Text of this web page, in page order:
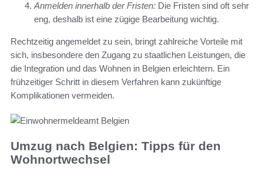
Anmelden innerhalb der Fristen: Die Fristen sind oft sehr
eng, deshalb ist eine zügige Bearbeitung wichtig.
Rechtzeitig angemeldet zu sein, bringt zahlreiche Vorteile mit
sich, insbesondere den Zugang zu staatlichen Leistungen, die
die Integration und das Wohnen in Belgien erleichtern. Ein
frühzeitiger Schritt in diesem Verfahren kann zukünftige
Komplikationen vermeiden.
Umzug nach Belgien: Tipps für den
Wohnortwechsel